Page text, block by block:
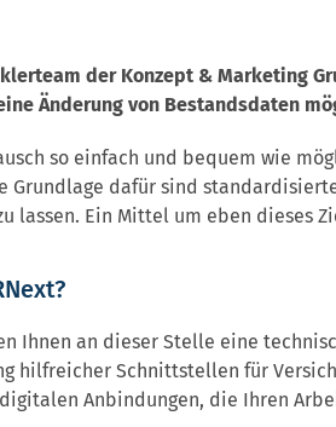
der Konzept & Marketing
Änderung von Bestandsdaten
so einfach und bequem wie
Grundlage dafür sind
lassen. Ein Mittel um eben dieses
Ihnen an dieser Stelle eine
hilfreicher Schnittstellen für
Anbindungen, die Ihren